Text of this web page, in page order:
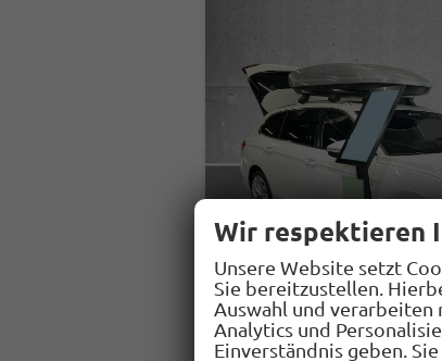
Wir respektieren
Unsere Website setzt
Sie bereitzustellen.
Auswahl und verarbeiten
Analytics und
Einverständnis geben.